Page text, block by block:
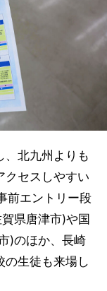
、北九州よりも
クセスしやすい
前エントリー段
県唐津市)や国
)のほか、長崎
の生徒も来場し